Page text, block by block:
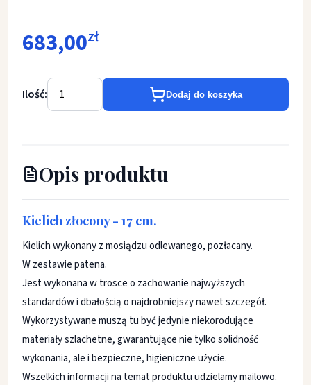
683,00zł
Ilość: Dodaj do koszyka
Opis produktu
Kielich złocony - 17 cm.
Kielich wykonany z mosiądzu odlewanego, pozłacany.
W zestawie patena.
Jest wykonana w trosce o zachowanie najwyższych
standardów i dbałością o najdrobniejszy nawet szczegół.
Wykorzystywane muszą tu być jedynie niekorodujące
materiały szlachetne, gwarantujące nie tylko solidność
wykonania, ale i bezpieczne, higieniczne użycie.
Wszelkich informacji na temat produktu udzielamy mailowo.